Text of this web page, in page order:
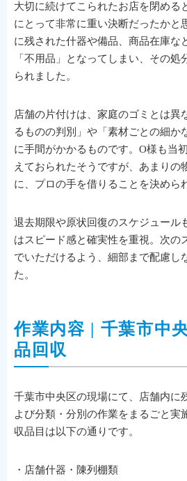
大切に続けてこられたお店を閉める
にとって非常に重い決断だったかと
に残された什器や備品、商品在庫な
「不用品」となってしまい、その処
られました。
店舗の片付けは、家庭のゴミとは異
るものの判別」や「素材ごとの細か
に手間がかかるものです。O様も当
えておられたそうですが、あまりの
に、プロの手を借りることを決めら
退去期限や原状回復のスケジュール
はスピード感と確実性を重視。次の
でいただけるよう、細部まで配慮し
た。
作業内容 | 千葉市中
品回収
千葉市中央区の現場にて、店舗内に
よび分類・分別の作業をまるごと実
収品目は以下の通りです。
・店舗什器・陳列棚類